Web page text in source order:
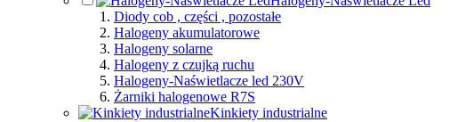
Diody cob , części , pozostałe
Halogeny akumulatorowe
Halogeny solarne
Halogeny z czujką ruchu
Halogeny-Naświetlacze led 230V
Żarniki halogenowe R7S
Kinkiety industrialne